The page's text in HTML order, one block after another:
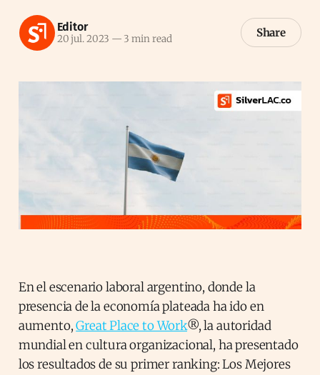
Editor
20 jul. 2023 — 3 min read Share
En el escenario laboral argentino, donde la
presencia de la economía plateada ha ido en
aumento,Great Place to Work®, la autoridad
mundial en cultura organizacional, ha presentado
los resultados de su primer ranking: Los Mejores